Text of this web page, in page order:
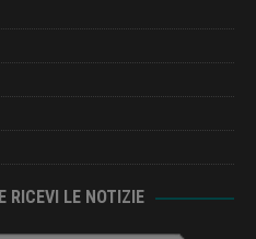
RICEVI LE NOTIZIE